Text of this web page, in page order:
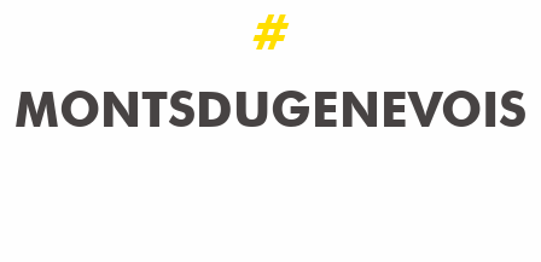
#
MONTSDUGENEVOIS